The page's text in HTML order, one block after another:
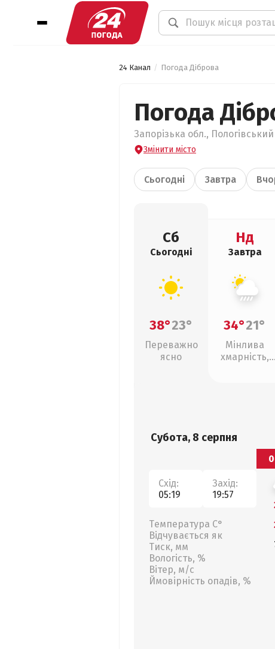
24 Канал Погода Діброва
Погода
Запорізька обл.,
Змінити місто
Сьогодні Завтра
Сб
Сьогодні
38°23°
Переважно
ясно
Нд
Завтра
34°21°
Мінлива
хмарність,
Субота, 8 серпня
Схід:
05:19
Захід:
19:57
Температура С°
Відчувається як
Тиск, мм
Вологість, %
Вітер, м/с
Ймовірність опадів, %